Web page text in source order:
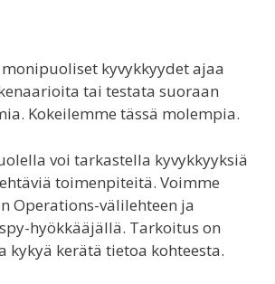
kyvykkyydet ajaa
tai testata suoraan
Kokeilemme tässä molempia.
voi tarkastella kyvykkyyksiä
toimenpiteitä. Voimme
Operations-välilehteen ja
hyökkääjällä. Tarkoitus on
kykyä kerätä tietoa kohteesta.